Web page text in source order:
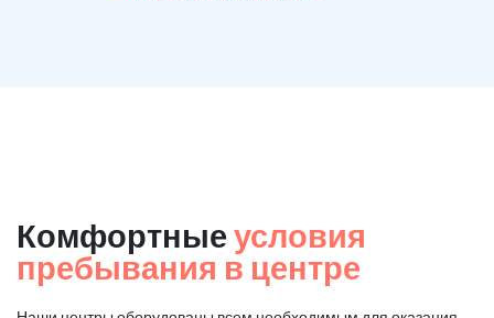
Комфортные условия
пребывания в центре